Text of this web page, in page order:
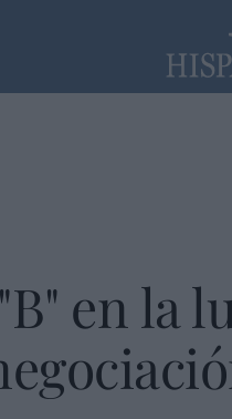
en la